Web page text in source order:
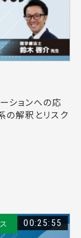
ションへの応
解釈とリスク
00:25:55